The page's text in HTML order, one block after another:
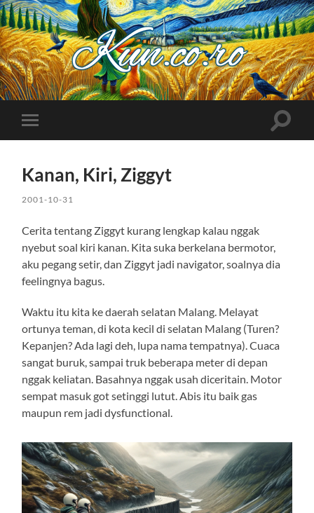
Kuncoro++
Toggle
mobile
Toggle
Kanan, Kiri, Ziggyt
2001-10-31
Cerita tentang Ziggyt kurang lengkap kalau nggak
nyebut soal kiri kanan. Kita suka berkelana bermotor,
aku pegang setir, dan Ziggyt jadi navigator, soalnya dia
feelingnya bagus.
Waktu itu kita ke daerah selatan Malang. Melayat
ortunya teman, di kota kecil di selatan Malang (Turen?
Kepanjen? Ada lagi deh, lupa nama tempatnya). Cuaca
sangat buruk, sampai truk beberapa meter di depan
nggak keliatan. Basahnya nggak usah diceritain. Motor
sempat masuk got setinggi lutut. Abis itu baik gas
maupun rem jadi dysfunctional.